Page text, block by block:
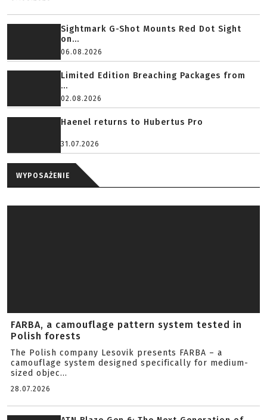
Sightmark G-Shot Mounts Red Dot Sight
on...
06.08.2026
Limited Edition Breaching Packages from
...
02.08.2026
Haenel returns to Hubertus Pro
31.07.2026
WYPOSAŻENIE
FARBA, a camouflage pattern system tested in
Polish forests
The Polish company Lesovik presents FARBA – a
camouflage system designed specifically for medium-
sized objec...
28.07.2026